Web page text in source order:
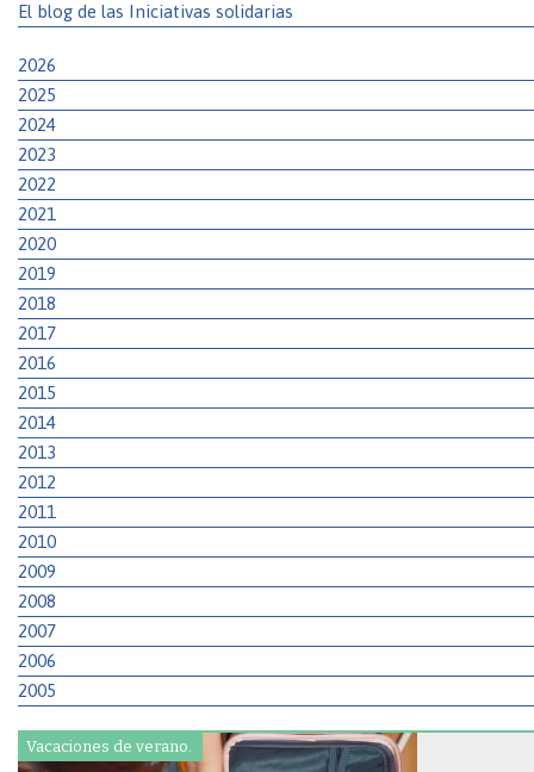
El blog de las Iniciativas solidarias
2026
2025
2024
2023
2022
2021
2020
2019
2018
2017
2016
2015
2014
2013
2012
2011
2010
2009
2008
2007
2006
2005
Vacaciones de verano.